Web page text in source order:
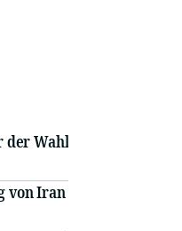
der Wahl
von Iran